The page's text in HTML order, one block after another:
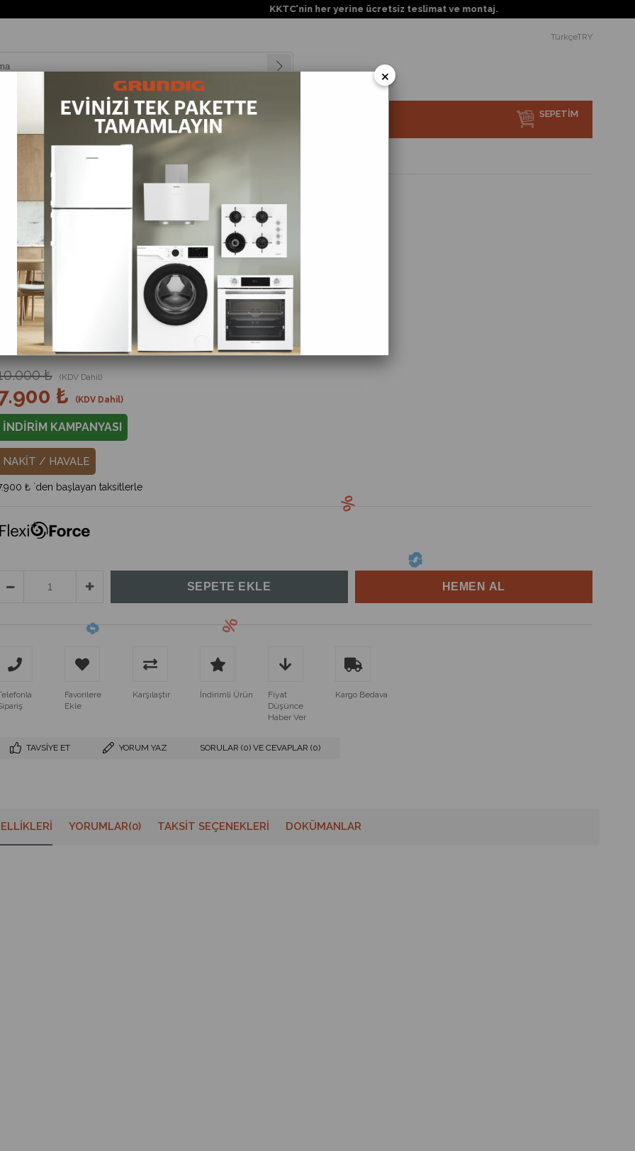
TürkçeTRY
SEPETIM
Teknolojiler Müşteri Hizmetleri
VCP 4230 Grundig FlexiForce™ Toz Torbasız Şarjlı Dik Süpürge
VCP 4230 Grundig FlexiForce™ Toz Torbasız Şarjlı Dik Süpürge
Barkod:4013833051176
Tahmini Teslim Süresi
3 Tahmini Teslimat Tarihi
21İndirim
₺ (KDV Dahil)
₺ (KDV Dahil)
İNDİRİM KAMPANYASI
NAKİT / HAVALE
₺ `den başlayan taksitlerle
Favorilere
Ekle
Karşılaştır İndirimli Ürün
Fiyat
Düşünce
Haber Ver
Kargo Bedava
TAVSIYE ET YORUM YAZ SORULAR (0) VE CEVAPLAR (0)
YORUMLAR(0) TAKSIT SEÇENEKLERI DOKÜMANLAR
KKTC'nin her yerine ücretsiz teslimat ve montaj.
×